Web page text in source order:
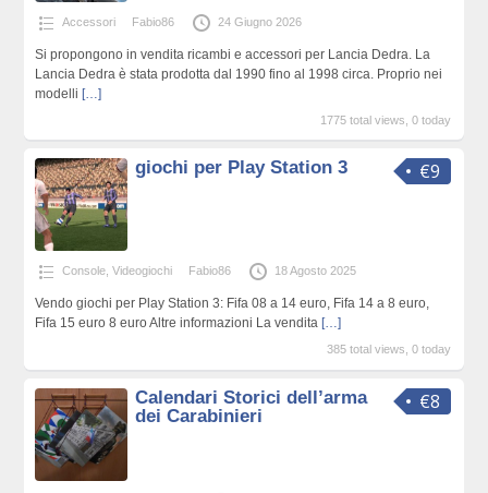
Accessori Fabio86 24 Giugno 2026
Si propongono in vendita ricambi e accessori per Lancia Dedra. La
Lancia Dedra è stata prodotta dal 1990 fino al 1998 circa. Proprio nei
modelli […]
1775 total views, 0 today
€9
giochi per Play Station 3
Console, Videogiochi Fabio86 18 Agosto 2025
Vendo giochi per Play Station 3: Fifa 08 a 14 euro, Fifa 14 a 8 euro,
Fifa 15 euro 8 euro Altre informazioni La vendita […]
385 total views, 0 today
€8
Calendari Storici dell’arma
dei Carabinieri